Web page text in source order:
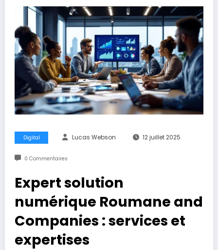
Digital Lucas Webson 12 juillet 2025
0 Commentaires
Expert solution
numérique Roumane and
Companies : services et
expertises